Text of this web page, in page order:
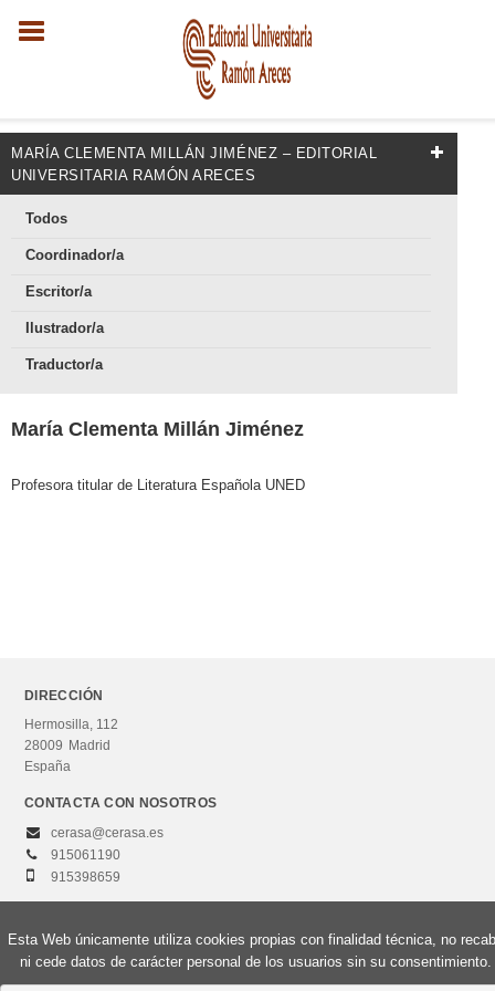
MARÍA CLEMENTA MILLÁN JIMÉNEZ – EDITORIAL
UNIVERSITARIA RAMÓN ARECES
Todos
Coordinador/a
Escritor/a
Ilustrador/a
Traductor/a
María Clementa Millán Jiménez
Profesora titular de Literatura Española UNED
DIRECCIÓN
Hermosilla, 112
28009 Madrid
España
CONTACTA CON NOSOTROS
cerasa@cerasa.es
915061190
915398659
© 2026, Editorial Centro de Estudios Ramón Areces, S.A. Todos los derechos
Esta Web únicamente utiliza cookies propias con finalidad técnica, no
ni cede datos de carácter personal de los usuarios sin su consentimiento.